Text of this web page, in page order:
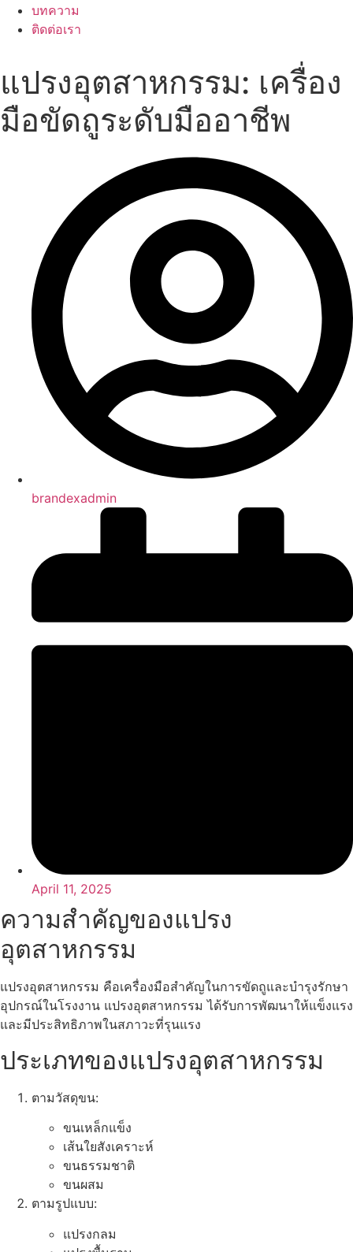
บทความ
ติดต่อเรา
แปรงอุตสาหกรรม: เครื่อง
มือขัดถูระดับมืออาชีพ
brandexadmin
April 11, 2025
ความสำคัญของแปรง
อุตสาหกรรม
แปรงอุตสาหกรรม คือเครื่องมือสำคัญในการขัดถูและบำรุงรักษา
อุปกรณ์ในโรงงาน แปรงอุตสาหกรรม ได้รับการพัฒนาให้แข็งแรง
และมีประสิทธิภาพในสภาวะที่รุนแรง
ประเภทของแปรงอุตสาหกรรม
ตามวัสดุขน:
ขนเหล็กแข็ง
เส้นใยสังเคราะห์
ขนธรรมชาติ
ขนผสม
ตามรูปแบบ:
แปรงกลม